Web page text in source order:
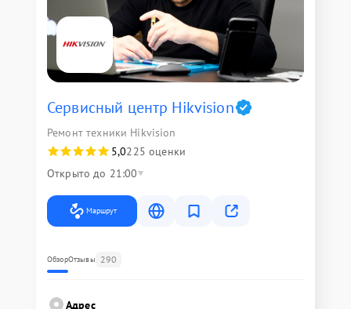
Сервисный центр Hikvision
Ремонт техники Hikvision
5,0225 оценки
Открыто до 21:00
Маршрут
ОбзорОтзывы 290
Адрес